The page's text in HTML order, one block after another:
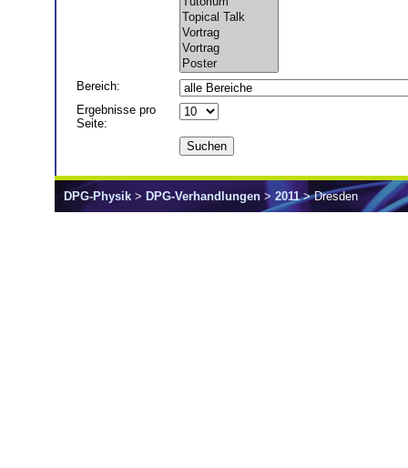
Bereich:
Ergebnisse pro
Seite:
DPG-Physik > DPG-Verhandlungen > 2011> Dresden